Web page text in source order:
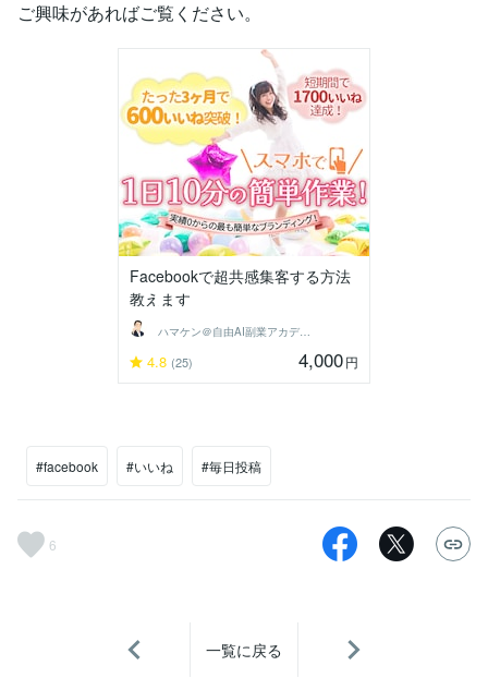
ご興味があればご覧ください。
Facebookで超共感集客する方法
教えます
ハマケン＠自由AI副業アカデミー主宰
4.8 (25) 4,000円
#facebook #いいね #毎日投稿
6
一覧に戻る